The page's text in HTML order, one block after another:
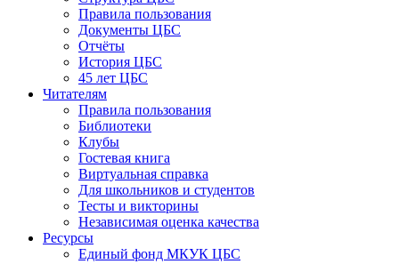
Правила пользования
Документы ЦБС
Отчёты
История ЦБС
45 лет ЦБС
Читателям
Правила пользования
Библиотеки
Клубы
Гостевая книга
Виртуальная справка
Для школьников и студентов
Тесты и викторины
Независимая оценка качества
Ресурсы
Единый фонд МКУК ЦБС